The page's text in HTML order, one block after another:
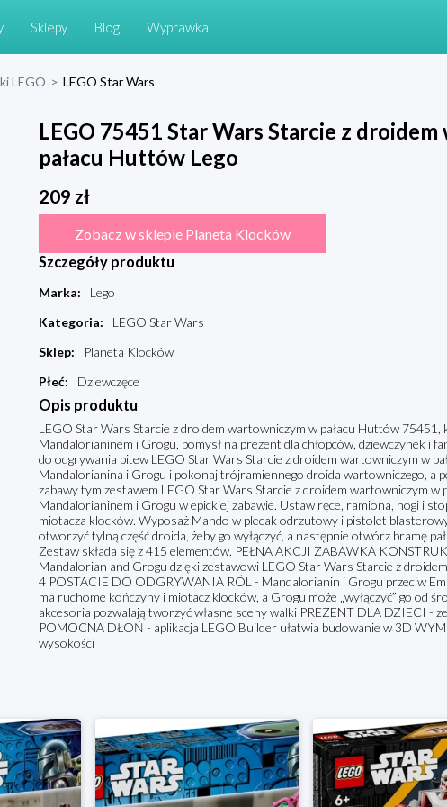
Sklepy Blog Wyprawka
LEGO > LEGO Star Wars
LEGO 75451 Star Wars Starcie z
pałacu Huttów Lego
209 zł
Zobacz w sklepie Planeta Klocków
Szczegóły produktu
Marka:
Lego
Kategoria:
LEGO Star Wars
Sklep:
Planeta Klocków
Płeć: Dziewczęce
Opis produktu
LEGO Star Wars Starcie z droidem wartowniczym w pałacu Huttów
Mandalorianinem i Grogu, pomysł na prezent dla chłopców, dziewczynek i
do odgrywania bitew LEGO Star Wars Starcie z droidem wartowniczym w
Mandalorianina i Grogu i pokonaj trójramiennego droida wartowniczego, a
zabawy tym zestawem LEGO Star Wars Starcie z droidem wartowniczym w
Mandalorianinem i Grogu w epickiej zabawie. Ustaw ręce, ramiona, nogi i
miotacza klocków. Wyposaż Mando w plecak odrzutowy i pistolet
otworzyć tylną część droida, żeby go wyłączyć, a następnie otwórz bramę
Zestaw składa się z 415 elementów. PEŁNA AKCJI ZABAWKA
Mandalorian and Grogu dzięki zestawowi LEGO Star Wars Starcie z
4 POSTACIE DO ODGRYWANIA RÓL - Mandalorianin i Grogu przeciw
ma ruchome kończyny i miotacz klocków, a Grogu może „wyłączyć” go od
akcesoria pozwalają tworzyć własne sceny walki PREZENT DLA DZIECI -
POMOCNA DŁOŃ - aplikacja LEGO Builder ułatwia budowanie w 3D
wysokości